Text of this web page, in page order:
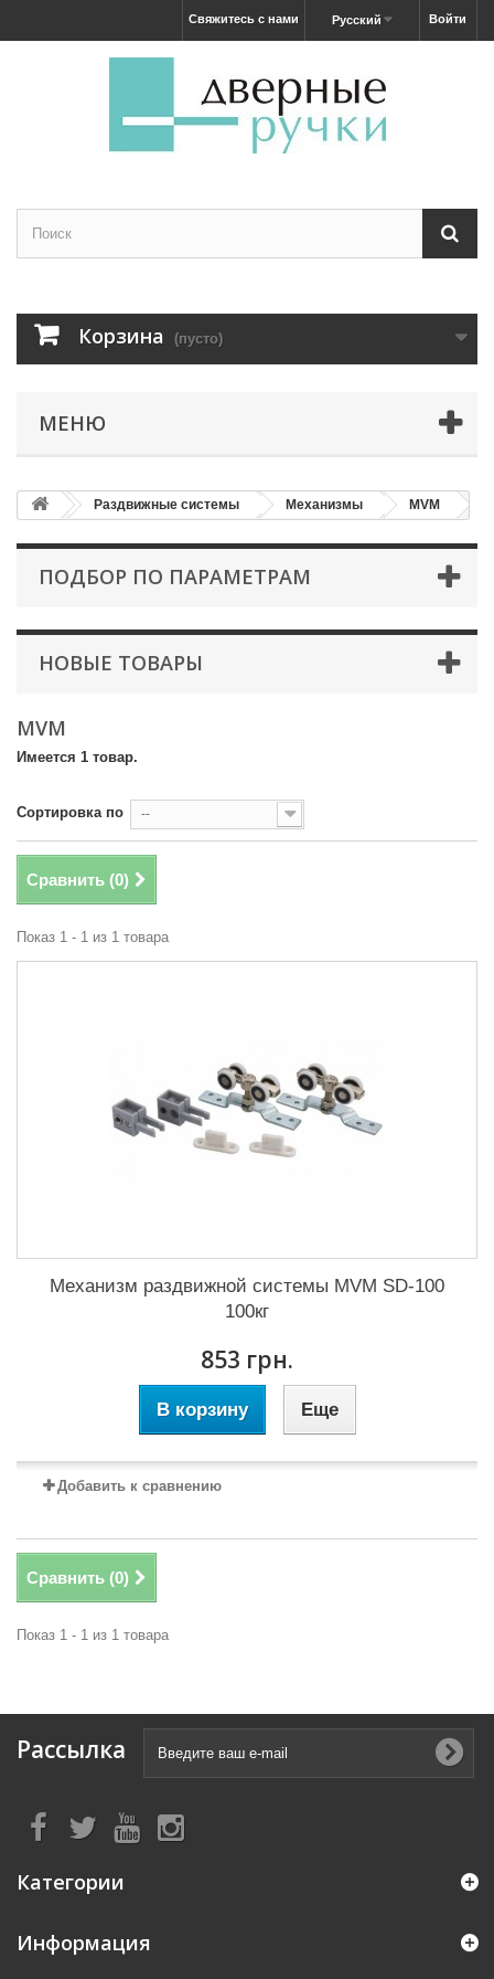
Войти
Русский
Свяжитесь с нами
Корзина (пусто)
МЕНЮ
Раздвижные системы Механизмы MVM
ПОДБОР ПО ПАРАМЕТРАМ
НОВЫЕ ТОВАРЫ
MVM
Имеется 1 товар.
Сортировка по --
Сравнить (0)
Показ 1 - 1 из 1 товара
Механизм раздвижной системы MVM SD-100
100кг
853 грн.
В корзину Еще
Добавить к сравнению
Сравнить (0)
Показ 1 - 1 из 1 товара
Рассылка
Категории
Информация